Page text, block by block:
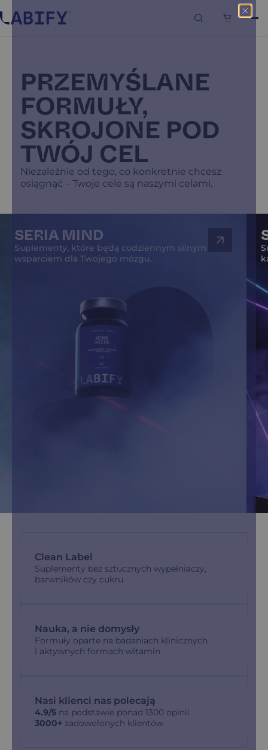
0
PRZEMYŚLANE
FORMUŁY,
SKROJONE POD
TWÓJ CEL
Niezależnie od tego, co konkretnie chcesz
osiągnąć – Twoje cele są naszymi celami.
SERIA MIND
Suplementy, które będą codziennym silnym
wsparciem dla Twojego mózgu.
Clean Label
Suplementy bez sztucznych wypełniaczy,
barwników czy cukru.
Nauka, a nie domysły
Formuły oparte na badaniach klinicznych
i aktywnych formach witamin
Nasi klienci nas polecają
4.9/5 na podstawie ponad 1300 opinii
3000+ zadowolonych klientów